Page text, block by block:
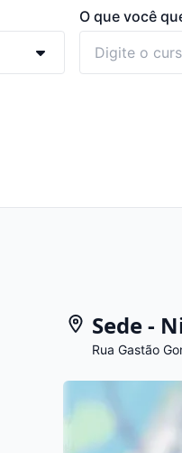
O que você
Sede -
Rua Gastão